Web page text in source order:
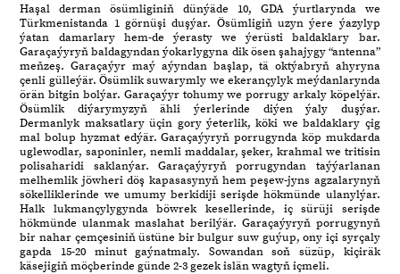
Haşal derman ösümliginiň dünýäde 10, GDA ýurtlarynda we
Türkmenistanda 1 görnüşi duşýar. Ösümligiň uzyn ýere ýazylyp
ýatan damarlary hem-de ýerasty we ýerüsti baldaklary bar.
Garaçaýyryň baldagyndan ýokarlygyna dik ösen şahajygy “antenna”
meňzeş. Garaçaýyr maý aýyndan başlap, tä oktýabryň ahyryna
çenli gülleýär. Ösümlik suwarymly we ekerançylyk meýdanlarynda
örän bitgin bolýar. Garaçaýyr tohumy we porrugy arkaly köpelýär.
Ösümlik diýarymyzyň ähli ýerlerinde diýen ýaly duşýar.
Dermanlyk maksatlary üçin gory ýeterlik, köki we baldaklary çig
mal bolup hyzmat edýär. Garaçaýyryň porrugynda köp mukdarda
uglewodlar, saponinler, nemli maddalar, şeker, krahmal we tritisin
polisaharidi saklanýar. Garaçaýyryň porrugyndan taýýarlanan
melhemlik jöwheri döş kapasasynyň hem peşew-jyns agzalarynyň
sökelliklerinde we umumy berkidiji serişde hökmünde ulanylýar.
Halk lukmançylygynda böwrek kesellerinde, iç sürüji serişde
hökmünde ulanmak maslahat berilýär. Garaçaýyryň porrugynyň
bir nahar çemçesiniň üstüne bir bulgur suw guýup, ony içi syrçaly
gapda 15-20 minut gaýnatmaly. Sowandan soň süzüp, kiçiräk
käsejigiň möçberinde günde 2-3 gezek islän wagtyň içmeli.